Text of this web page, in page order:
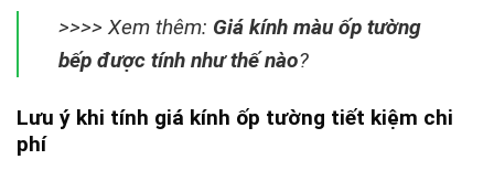
>>>> Xem thêm: Giá kính màu ốp tường
bếp được tính như thế nào?
Lưu ý khi tính giá kính ốp tường tiết kiệm chi
phí